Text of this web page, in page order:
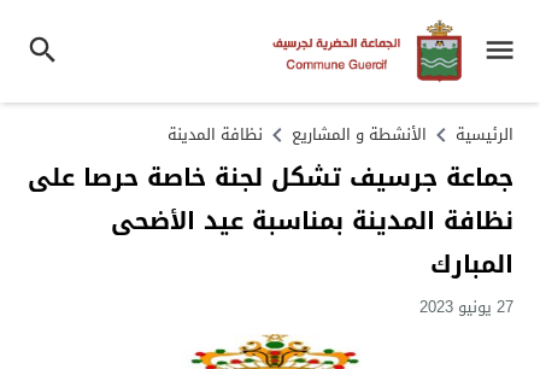
الرئيسية الأنشطة و المشاريع نظافة المدينة
جماعة جرسيف تشكل لجنة خاصة حرصا على
نظافة المدينة بمناسبة عيد الأضحى
المبارك
27 يونيو 2023